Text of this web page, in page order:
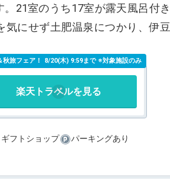
21室のうち17室が露天風呂付き
にせず土肥温泉につかり、伊豆
秋旅フェア！ 8/20(木) 9:59まで ※対象施設のみ
楽天トラベルを見る
フトショップ パーキングあり